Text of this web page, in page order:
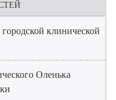
клинической
Оленька